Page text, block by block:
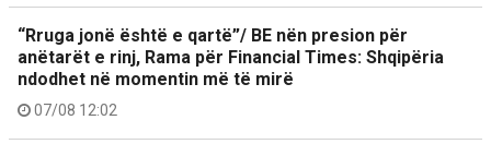
“Rruga jonë është e qartë”/ BE nën presion për
anëtarët e rinj, Rama për Financial Times: Shqipëria
ndodhet në momentin më të mirë
07/08 12:02